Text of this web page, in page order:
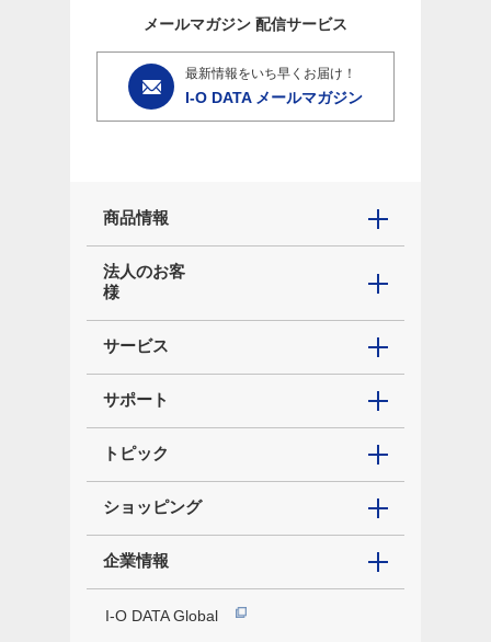
メールマガジン 配信サービス
最新情報をいち早くお届け！
I-O DATA メールマガジン
商品情報
法人のお客
様
サービス
サポート
トピック
ショッピング
企業情報
I-O DATA Global